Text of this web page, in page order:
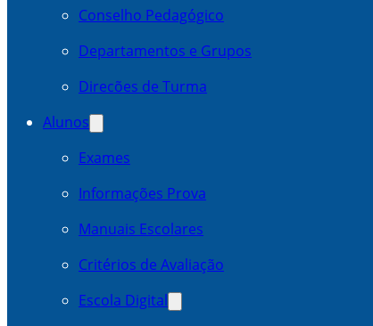
Conselho Pedagógico
Departamentos e Grupos
Direcões de Turma
Alunos
Exames
Informações Prova
Manuais Escolares
Critérios de Avaliação
Escola Digital